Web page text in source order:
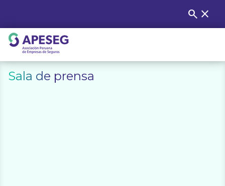
content
Buscar:
search close
APESEG
Sala de prensa